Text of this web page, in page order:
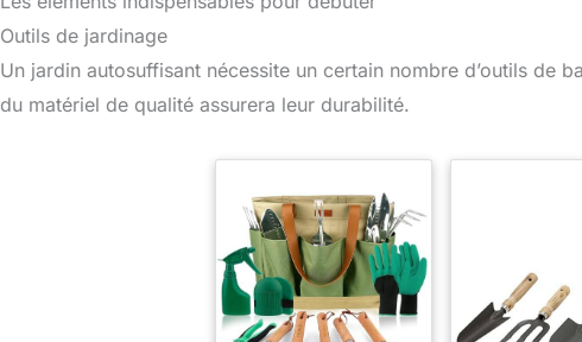
Outils de jardinage
Un jardin autosuffisant nécessite un certain nombre d’outils de
du matériel de qualité assurera leur durabilité.